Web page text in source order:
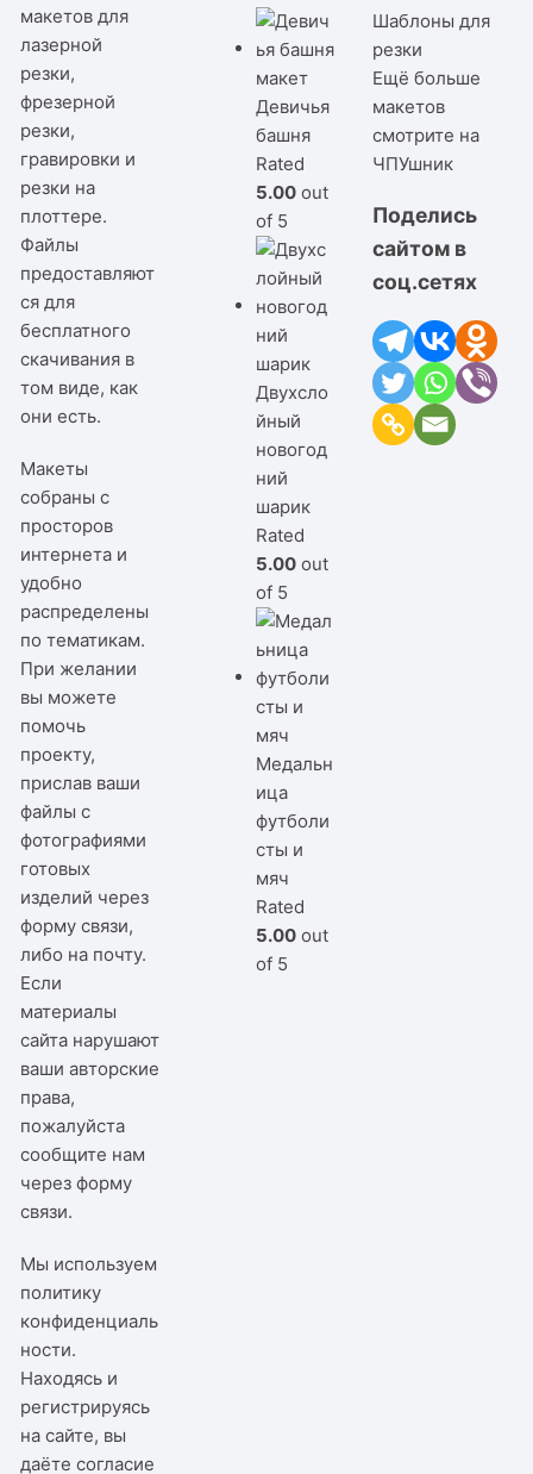
макетов для
лазерной
резки,
фрезерной
резки,
гравировки и
резки на
плоттере.
Файлы
предоставляют
ся для
бесплатного
скачивания в
том виде, как
они есть.
Макеты
собраны с
просторов
интернета и
удобно
распределены
по тематикам.
При желании
вы можете
помочь
проекту,
прислав ваши
файлы с
фотографиями
готовых
изделий через
форму связи,
либо на почту.
Если
материалы
сайта нарушают
ваши авторские
права,
пожалуйста
сообщите нам
черезформу
связи.
Мы используем
политику
конфиденциаль
ности.
Находясь и
регистрируясь
на сайте, вы
даёте согласие
Девичья
башня
Rated
5.00 out
of 5
Двухсло
йный
новогод
ний
шарик
Rated
5.00 out
of 5
Медальн
ица
футболи
сты и
мяч
Rated
5.00 out
of 5
Шаблоны для
резки
Ещё больше
макетов
смотрите на
ЧПУшник
Поделись
сайтом в
соц.сетях